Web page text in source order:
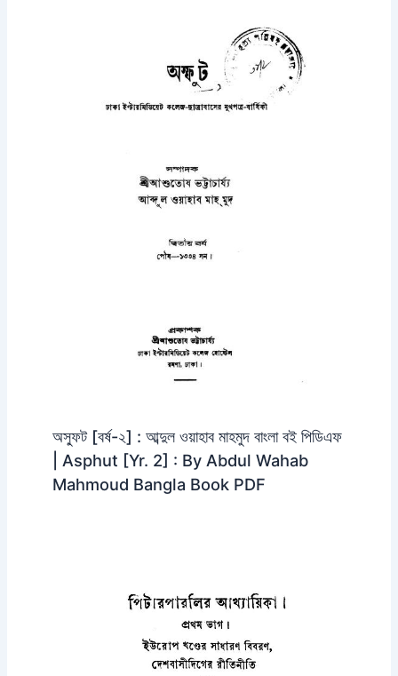
অস্ফুট [বর্ষ-২] : আব্দুল ওয়াহাব মাহমুদ বাংলা বই পিডিএফ
| Asphut [Yr. 2] : By Abdul Wahab
Mahmoud Bangla Book PDF